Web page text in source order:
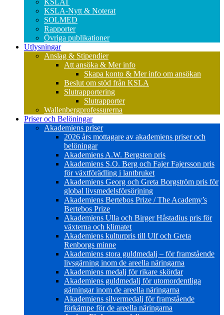
KSLAT
KSLA-Nytt & Noterat
SOLMED
Rapporter
Övriga publikationer
Utlysningar
Anslag & Stipendier
Att ansöka & Mer info
Skapa konto & Mer info om ansökan
Beslut om stöd från KSLA
Slutrapportering
Slutrapporter
Wallenbergprofessurerna
Priser och Belöningar
Akademiens priser
2026 års mottagare av akademiens priser och
belöningar
Akademiens A.W. Bergsten pris
Akademiens S.O. Berg och Fajer Fajersson pris
för växtförädling i lantbruket
Akademiens Georg och Greta Borgström pris för
global livsmedelsförsörjning
Akademiens Bertebos Prize / The Academy’s
Bertebos Prize
Akademiens Ulla och Birger Håstadius pris för
växterna och klimatet
Akademiens kulturpris till Ulf och Greta
Renborgs minne
Akademiens stora guldmedalj – för framstående
livsgärning inom de areella näringarna
Akademiens medalj för rikare skördar
Akademiens guldmedalj för utomordentliga
gärningar inom de areella näringarna
Akademiens silvermedalj för framstående
förkämpe för de areella näringarna